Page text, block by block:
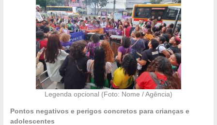
Legenda opcional (Foto: Nome / Agência)
Pontos negativos e perigos concretos para crianças e
adolescentes